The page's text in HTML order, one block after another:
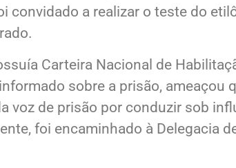
convidado a realizar o teste do
Carteira Nacional de
sobre a prisão, ameaçou
voz de prisão por conduzir sob
foi encaminhado à Delegacia